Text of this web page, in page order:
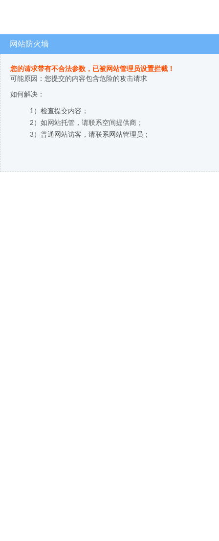
网站防火墙
您的请求带有不合法参数，已被网站管理员设置拦截！
可能原因：您提交的内容包含危险的攻击请求
如何解决：
1）检查提交内容；
2）如网站托管，请联系空间提供商；
3）普通网站访客，请联系网站管理员；